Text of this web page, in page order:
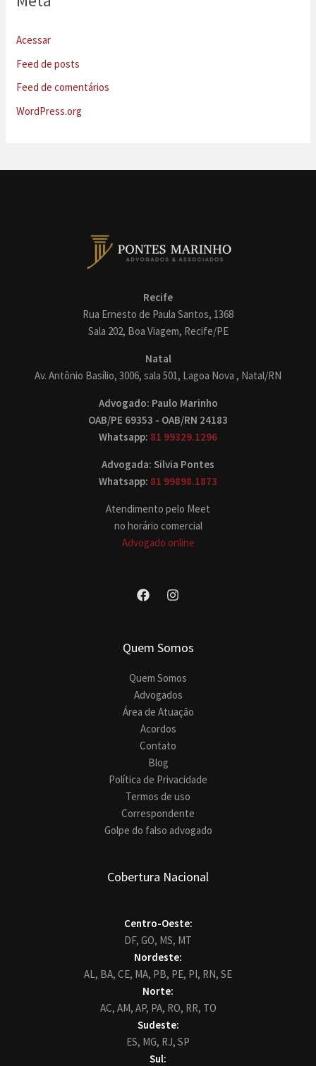
Acessar
Feed de posts
Feed de comentários
WordPress.org
Recife
Rua Ernesto de Paula Santos, 1368
Sala 202, Boa Viagem, Recife/PE
Natal
Av. Antônio Basílio, 3006, sala 501, Lagoa Nova , Natal/RN
Advogado: Paulo Marinho
OAB/PE 69353 - OAB/RN 24183
Whatsapp: 81 99329.1296
Advogada: Silvia Pontes
Whatsapp: 81 99898.1873
Atendimento pelo Meet
no horário comercial
Advogado online
Quem Somos
Quem Somos
Advogados
Área de Atuação
Acordos
Contato
Blog
Política de Privacidade
Termos de uso
Correspondente
Golpe do falso advogado
Cobertura Nacional
Centro-Oeste:
DF, GO, MS, MT
Nordeste:
AL, BA, CE, MA, PB, PE, PI, RN, SE
Norte:
AC, AM, AP, PA, RO, RR, TO
Sudeste:
ES, MG, RJ, SP
Sul: